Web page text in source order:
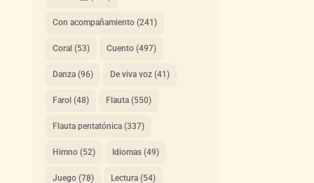
Con acompañamiento(241)
Coral (53) Cuento(497)
Danza(96) De viva voz(41)
Farol (48) Flauta(550)
Flauta pentatónica(337)
Himno(52) Idiomas(49)
Juego(78) Lectura(54)